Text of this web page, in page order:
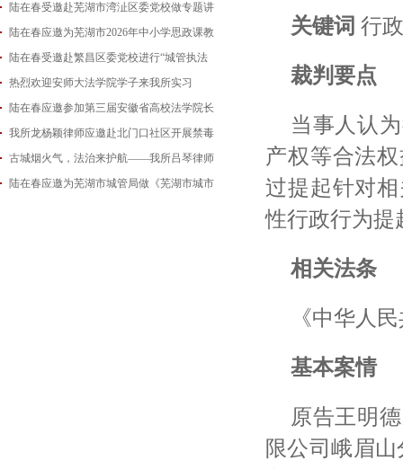
陆在春受邀赴芜湖市湾沚区委党校做专题讲
2026-08-04
陆在春应邀为芜湖市2026年中小学思政课教
2026-07-24
陆在春受邀赴繁昌区委党校进行“城管执法
2026-07-15
热烈欢迎安师大法学院学子来我所实习
2026-07-01
陆在春应邀参加第三届安徽省高校法学院长
2026-06-29
我所龙杨颖律师应邀赴北门口社区开展禁毒
2026-06-18
古城烟火气，法治来护航——我所吕琴律师
2026-05-21
陆在春应邀为芜湖市城管局做《芜湖市城市
关键词 行
裁判要点
当事人认
产权等合法
过提起针对
性行政行为提
相关法条
《中华人
基本案情
原告王明
限公司峨眉